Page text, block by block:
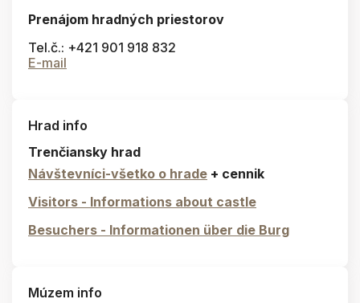
Prenájom hradných priestorov
Tel.č.: +421 901 918 832
E-mail
Hrad info
Trenčiansky hrad
Návštevníci-všetko o hrade + cennik
Visitors - Informations about castle
Besuchers - Informationen über die Burg
Múzem info